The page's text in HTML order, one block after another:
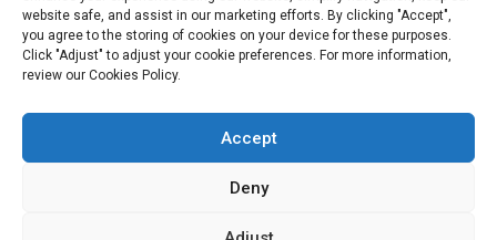
Contactez-Nous
website safe, and assist in our marketing efforts. By clicking "Accept",
you agree to the storing of cookies on your device for these purposes.
Click "Adjust" to adjust your cookie preferences. For more information,
review our Cookies Policy.
Accept
Deny